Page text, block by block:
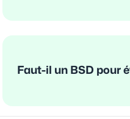
Faut-il un BSD pour